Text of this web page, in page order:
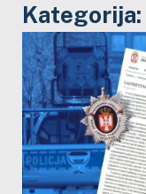
Kategorija: